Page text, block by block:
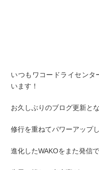
いつもワコードライセン
います！
お久しぶりのブログ更新と
修行を重ねてパワーアップ
進化したWAKOをまた発信